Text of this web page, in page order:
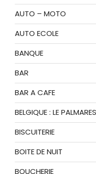
AUTO – MOTO
AUTO ECOLE
BANQUE
BAR
BAR A CAFE
BELGIQUE : LE
BISCUITERIE
BOITE DE NUIT
BOUCHERIE